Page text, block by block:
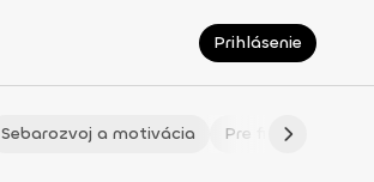
Prihlásenie
Sebarozvoj a motivácia Pre fitmaminky